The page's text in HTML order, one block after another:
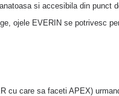
si accesibila din punct
ojele EVERIN se potrivesc
cu care sa faceti APEX)